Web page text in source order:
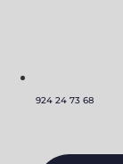
924 24 73 68